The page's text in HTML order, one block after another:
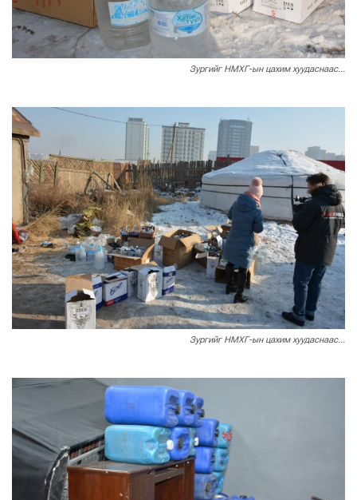
Зургийг НМХГ-ын цахим хуудаснаас...
Зургийг НМХГ-ын цахим хуудаснаас...